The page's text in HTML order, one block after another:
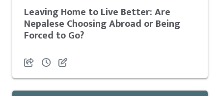
Leaving Home to Live Better: Are
Nepalese Choosing Abroad or Being
Forced to Go?